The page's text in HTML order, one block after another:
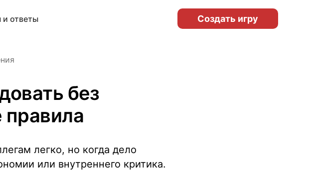
и ответы Создать игру
без
правила
легко, но когда дело
или внутреннего критика.